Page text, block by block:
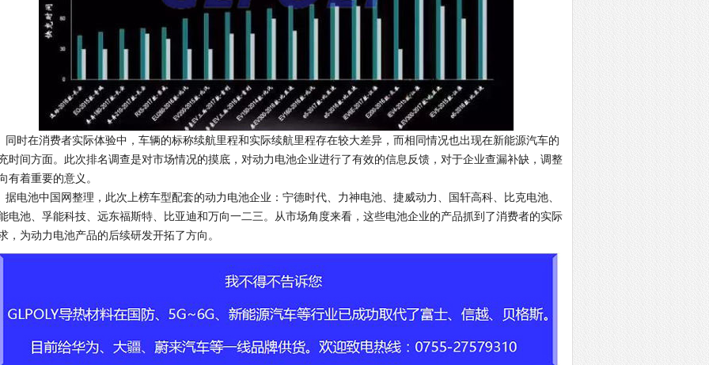
在消费者实际体验中，车辆的标称续航里程和实际续航里程存在较大差异，而相同情况也出现在新能源汽车的
时间方面。此次排名调查是对市场情况的摸底，对动力电池企业进行了有效的信息反馈，对于企业查漏补缺，调整
有着重要的意义。
池中国网整理，此次上榜车型配套的动力电池企业：宁德时代、力神电池、捷威动力、国轩高科、比克电池、
电池、孚能科技、远东福斯特、比亚迪和万向一二三。从市场角度来看，这些电池企业的产品抓到了消费者的实际
，为动力电池产品的后续研发开拓了方向。